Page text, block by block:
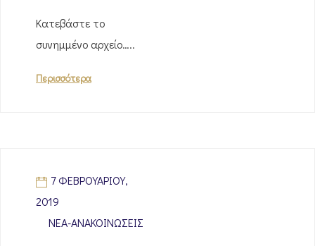
Κατεβάστε το
συνημμένο αρχείο…..
Περισσότερα
7 ΦΕΒΡΟΥΑΡΊΟΥ,
2019
ΝΈΑ-ΑΝΑΚΟΙΝΏΣΕΙΣ